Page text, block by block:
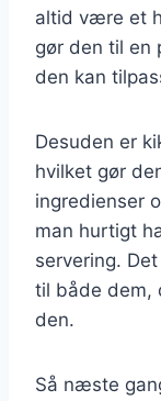
altid være et
gør den til en
den kan
Desuden er
hvilket gør
ingredienser
man hurtigt
servering.
til både dem,
den.
Så næste